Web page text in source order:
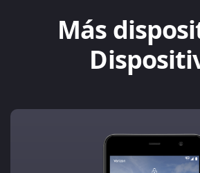
Más